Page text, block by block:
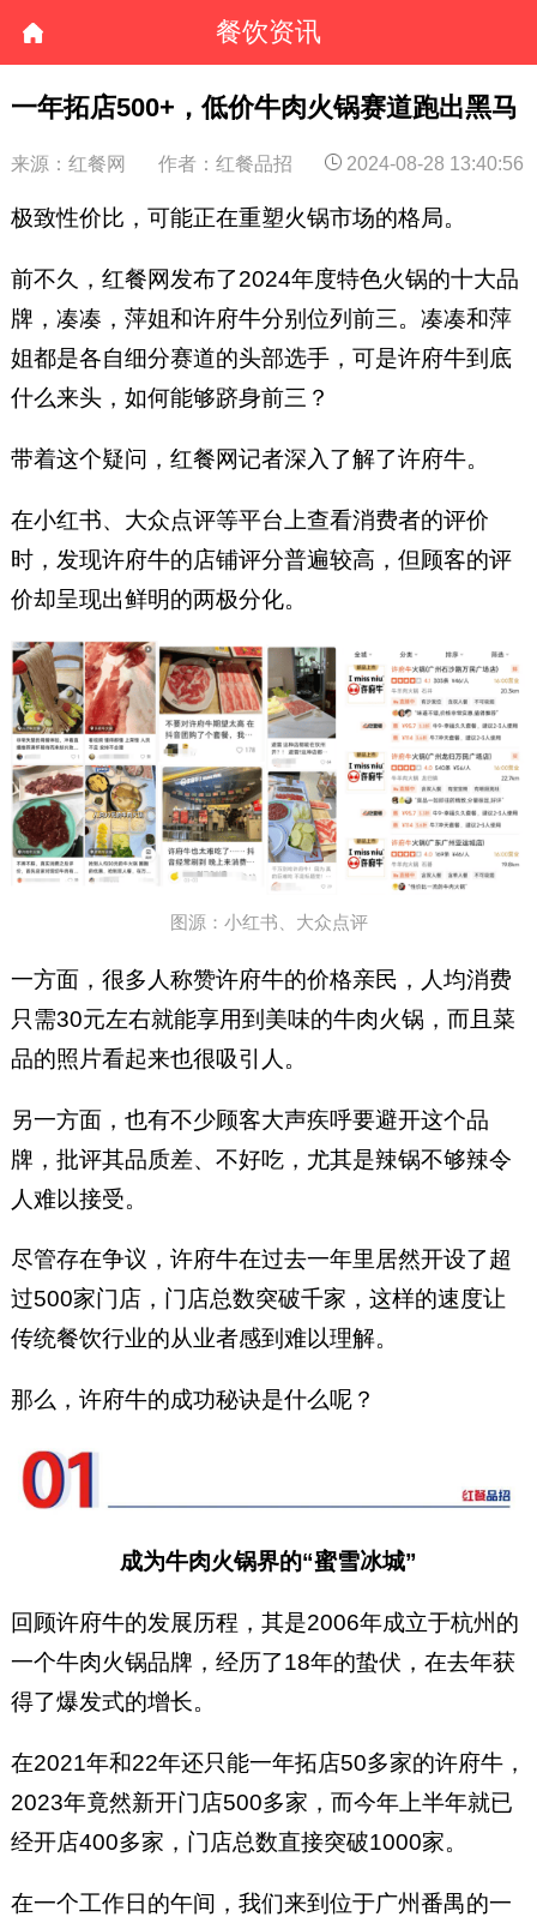
餐饮资讯
一年拓店500+，低价牛肉火锅赛道跑出黑马
来源：红餐网 作者：红餐品招 2024-08-28 13:40:56
极致性价比，可能正在重塑火锅市场的格局。
前不久，红餐网发布了2024年度特色火锅的十大品
牌，凑凑，萍姐和许府牛分别位列前三。凑凑和萍
姐都是各自细分赛道的头部选手，可是许府牛到底
什么来头，如何能够跻身前三？
带着这个疑问，红餐网记者深入了解了许府牛。
在小红书、大众点评等平台上查看消费者的评价
时，发现许府牛的店铺评分普遍较高，但顾客的评
价却呈现出鲜明的两极分化。
图源：小红书、大众点评
一方面，很多人称赞许府牛的价格亲民，人均消费
只需30元左右就能享用到美味的牛肉火锅，而且菜
品的照片看起来也很吸引人。
另一方面，也有不少顾客大声疾呼要避开这个品
牌，批评其品质差、不好吃，尤其是辣锅不够辣令
人难以接受。
尽管存在争议，许府牛在过去一年里居然开设了超
过500家门店，门店总数突破千家，这样的速度让
传统餐饮行业的从业者感到难以理解。
那么，许府牛的成功秘诀是什么呢？
成为牛肉火锅界的“蜜雪冰城”
回顾许府牛的发展历程，其是2006年成立于杭州的
一个牛肉火锅品牌，经历了18年的蛰伏，在去年获
得了爆发式的增长。
在2021年和22年还只能一年拓店50多家的许府牛，
2023年竟然新开门店500多家，而今年上半年就已
经开店400多家，门店总数直接突破1000家。
在一个工作日的午间，我们来到位于广州番禺的一